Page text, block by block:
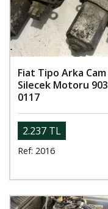
Fiat Tipo Arka Cam
Silecek Motoru 903
0117
2.237 TL
Ref: 2016